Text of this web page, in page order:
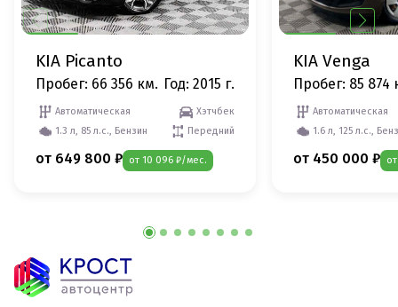
KIA Picanto
Пробег: 66 356 км. Год: 2015 г.
Автоматическая
Хэтчбек
1.3 л, 85 л.с., Бензин
Передний
от 649 800 ₽ от 10 096 ₽/мес.
KIA Venga
Пробег: 85 874
Автоматическая
1.6 л, 125 л.с.,
от 450 000 ₽